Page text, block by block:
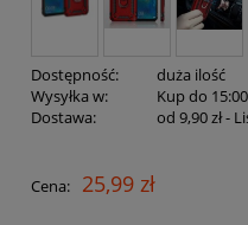
Dostępność:
duża ilość
Wysyłka w:
Kup do
Dostawa:
od 9,90 zł-
Cena nie zawiera
Cena: 25,99 zł